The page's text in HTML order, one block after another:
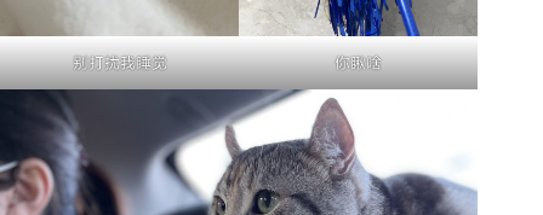
别打扰我睡觉 你瞅啥